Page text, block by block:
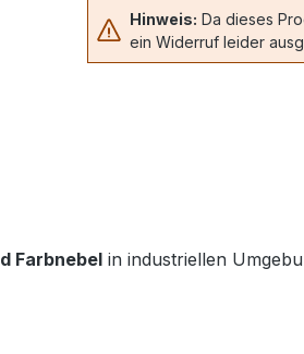
Hinweis: Da dieses
ein Widerruf leider
Farbnebel in industriellen